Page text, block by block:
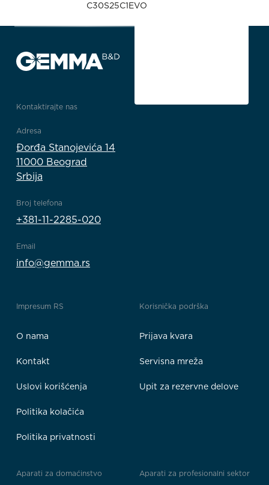
C30S25C1EVO
Kontaktirajte nas
Adresa
Đorđa Stanojevića 14
11000 Beograd
Srbija
Broj telefona
+381-11-2285-020
Email
info@gemma.rs
Impresum RS
O nama
Kontakt
Uslovi korišćenja
Politika kolačića
Politika privatnosti
Korisnička podrška
Prijava kvara
Servisna mreža
Upit za rezervne delove
Aparati za domaćinstvo Aparati za profesionalni sektor